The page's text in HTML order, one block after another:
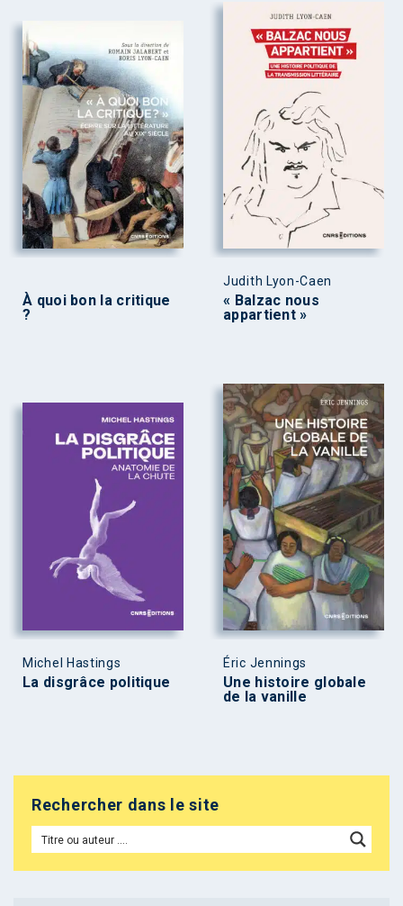
À quoi bon la critique
?
Judith Lyon-Caen
« Balzac nous
appartient »
Michel Hastings
La disgrâce politique
Éric Jennings
Une histoire globale
de la vanille
Rechercher dans le site